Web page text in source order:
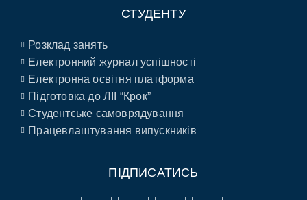
СТУДЕНТУ
Розклад занять
Електронний журнал успішності
Електронна освітня платформа
Підготовка до ЛІІ “Крок”
Студентське самоврядування
Працевлаштування випускників
ПІДПИСАТИСЬ